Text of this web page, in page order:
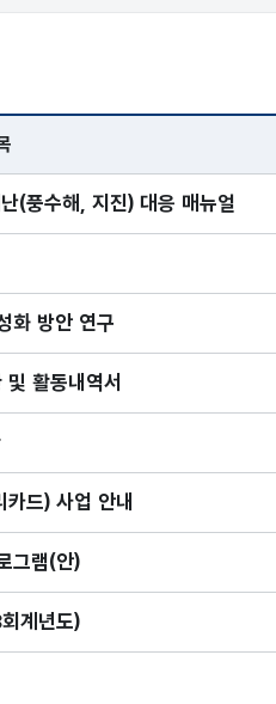
, 조회
(풍수해, 지진) 대응 매뉴얼
화 방안 연구
활동내역서
드) 사업 안내
그램(안)
계년도)